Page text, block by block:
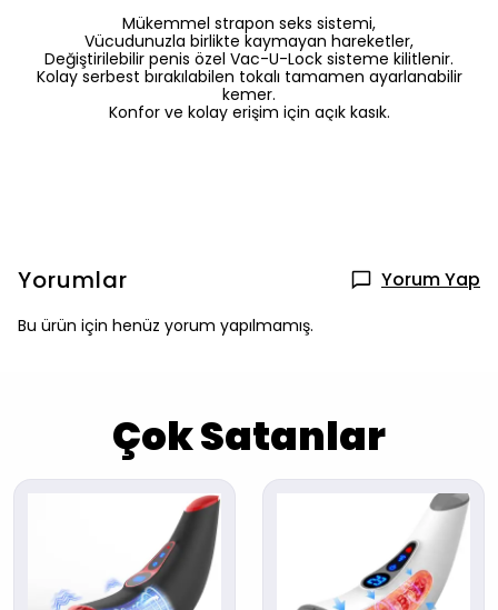
Mükemmel strapon seks sistemi,
Vücudunuzla birlikte kaymayan hareketler,
Değiştirilebilir penis özel Vac-U-Lock sisteme kilitlenir.
Kolay serbest bırakılabilen tokalı tamamen ayarlanabilir
kemer.
Konfor ve kolay erişim için açık kasık.
Yorumlar Yorum Yap
Bu ürün için henüz yorum yapılmamış.
Çok Satanlar